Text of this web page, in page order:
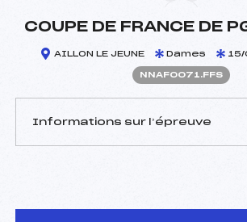
COUPE DE FRANCE DE
AILLON LE JEUNE Dames 15/
NNAF0071.FFS
Informations sur l’épreuve
Arbitre :